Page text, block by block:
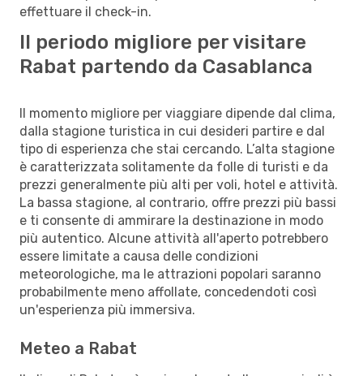
effettuare il check-in.
Il periodo migliore per visitare
Rabat partendo da Casablanca
Il momento migliore per viaggiare dipende dal clima,
dalla stagione turistica in cui desideri partire e dal
tipo di esperienza che stai cercando. L’alta stagione
è caratterizzata solitamente da folle di turisti e da
prezzi generalmente più alti per voli, hotel e attività.
La bassa stagione, al contrario, offre prezzi più bassi
e ti consente di ammirare la destinazione in modo
più autentico. Alcune attività all'aperto potrebbero
essere limitate a causa delle condizioni
meteorologiche, ma le attrazioni popolari saranno
probabilmente meno affollate, concedendoti così
un'esperienza più immersiva.
Meteo a Rabat